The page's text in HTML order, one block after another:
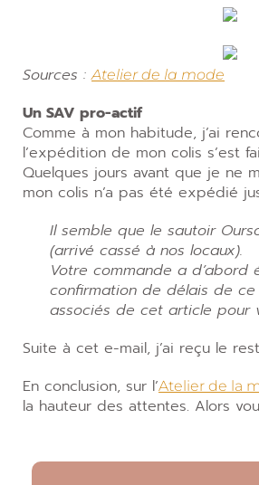
Sources :Atelier de la mode
Un SAV pro-actif
Comme à mon habitude, j’ai
l’expédition de mon colis s’est
Quelques jours avant que je ne
mon colis n’a pas été expédié
Il semble que le sautoir
(arrivé cassé à nos locaux).
Votre commande a d’abord
confirmation de délais de
associés de cet article pour
Suite à cet e-mail, j’ai reçu le
En conclusion, sur l’Atelier de la
la hauteur des attentes. Alors